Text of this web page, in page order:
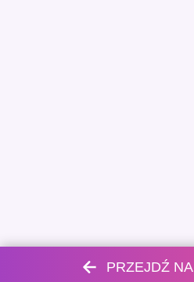
PRZEJDŹ NA